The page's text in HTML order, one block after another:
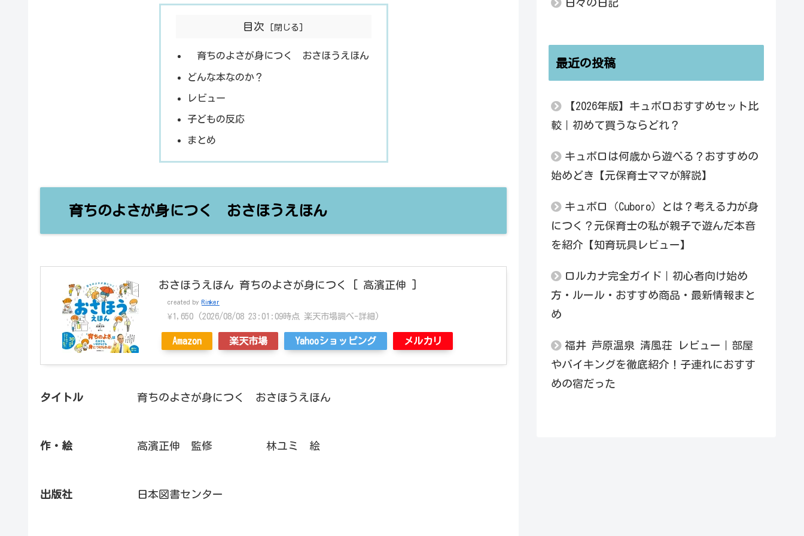
目次
育ちのよさが身につく おさほうえほん
どんな本なのか？
レビュー
子どもの反応
まとめ
育ちのよさが身につく おさほうえほん
おさほうえほん 育ちのよさが身につく [ 高濱正伸 ]
created by Rinker
¥1,650 (2026/08/08 23:01:09時点 楽天市場調べ-詳細)
Amazon 楽天市場 Yahooショッピング メルカリ
タイトル 育ちのよさが身につく おさほうえほん
作・絵 高濱正伸 監修 林ユミ 絵
出版社 日本図書センター
最近の投稿
【2026年版】キュボロおすすめセット比
較｜初めて買うならどれ？
キュボロは何歳から遊べる？おすすめの
始めどき【元保育士ママが解説】
キュボロ（Cuboro）とは？考える力が身
につく？元保育士の私が親子で遊んだ本音
を紹介【知育玩具レビュー】
ロルカナ完全ガイド｜初心者向け始め
方・ルール・おすすめ商品・最新情報まと
め
福井 芦原温泉 清風荘 レビュー｜部屋
やバイキングを徹底紹介！子連れにおすす
めの宿だった